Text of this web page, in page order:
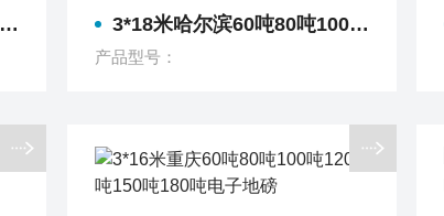
3*18米哈尔滨60吨80吨100吨120吨150吨180吨电子地磅
产品型号：